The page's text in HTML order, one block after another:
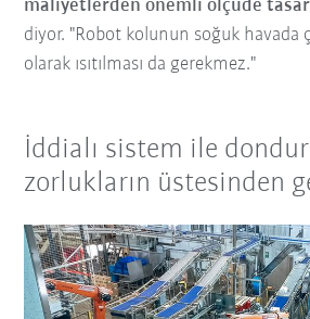
maliyetlerden önemli ölçüde
diyor. "Robot kolunun soğuk havada
olarak ısıtılması da gerekmez."
İddialı sistem ile
zorlukların üstesinden